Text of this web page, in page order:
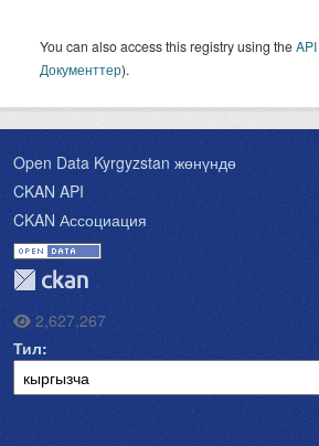
You can also access this registry using theAPI
Документтер).
Open Data Kyrgyzstan жөнүндө
CKAN API
CKAN Ассоциация
2,627,267
Тил